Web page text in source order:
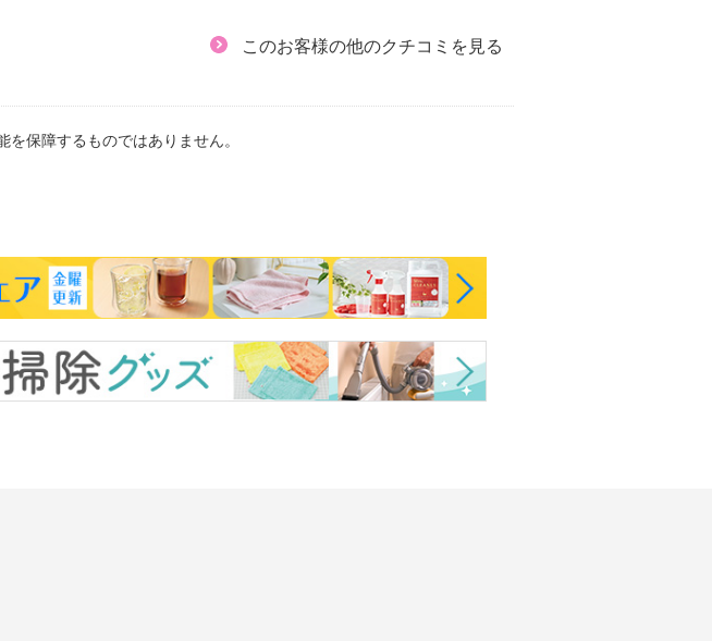
このお客様の他のクチコミを見る
保障するものではありません。